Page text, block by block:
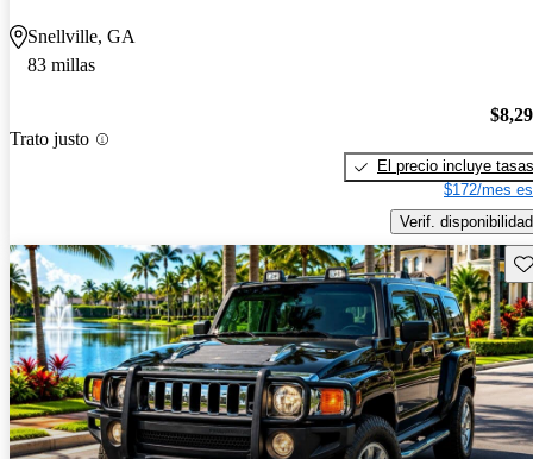
Snellville, GA
83 millas
Trato justo
El precio incluye tasas
$172/mes
Verif. disponibilidad